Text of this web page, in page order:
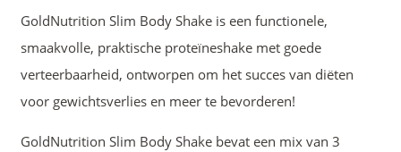
GoldNutrition Slim Body Shake is een functionele,
smaakvolle, praktische proteïneshake met goede
verteerbaarheid, ontworpen om het succes van diëten
voor gewichtsverlies en meer te bevorderen!
GoldNutrition Slim Body Shake bevat een mix van 3